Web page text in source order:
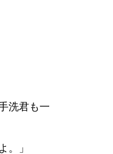
洗君も一
。」